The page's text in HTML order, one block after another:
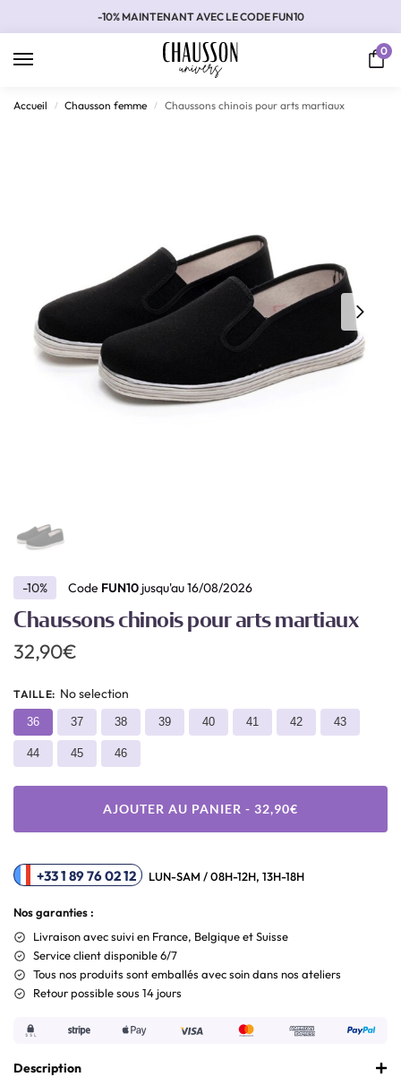
-10% MAINTENANT AVEC LE CODE FUN10
0
Accueil / Chausson femme / Chaussons chinois pour arts martiaux
-10% Code FUN10 jusqu'au 16/08/2026
Chaussons chinois pour arts martiaux
32,90€
TAILLE: No selection
36 37 38 39 40 41 42 43
44 45 46
AJOUTER AU PANIER - 32,90€
+33 1 89 76 02 12 LUN-SAM / 08H-12H, 13H-18H
Nos garanties :
Livraisonavec suivi en France, Belgique et Suisse
Service client disponible 6/7
Tous nos produits sont emballés avec soin dans nos ateliers
Retour possible sous 14 jours
Description